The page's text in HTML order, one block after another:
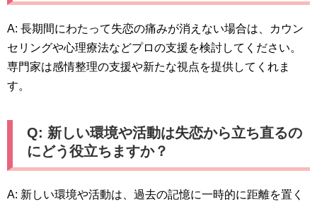
A: 長期間にわたって失恋の痛みが消えない場合は、カウン
セリングや心理療法などプロの支援を検討してください。
専門家は感情整理の支援や新たな視点を提供してくれま
す。
Q: 新しい環境や活動は失恋から立ち直るの
にどう役立ちますか？
A: 新しい環境や活動は、過去の記憶に一時的に距離を置く